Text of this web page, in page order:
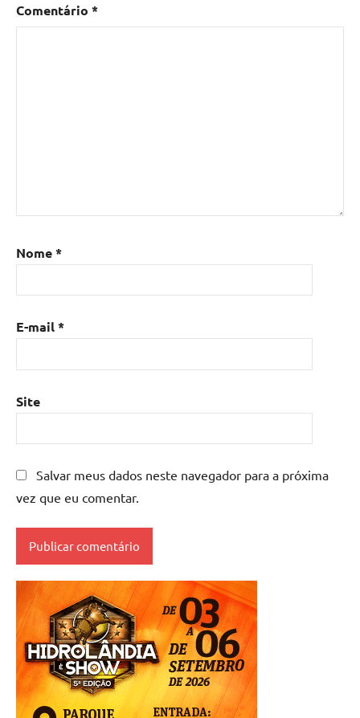
Comentário *
Nome*
E-mail*
Site
Salvar meus dados neste navegador para a próxima
vez que eu comentar.